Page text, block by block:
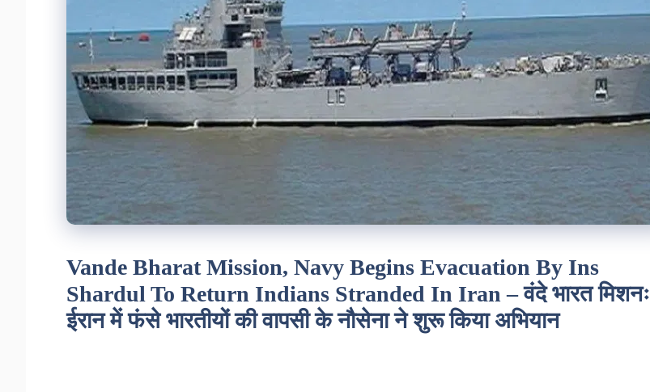
Vande Bharat Mission, Navy Begins Evacuation By Ins
Shardul To Return Indians Stranded In Iran – वंदे भारत मिशनः
ईरान में फंसे भारतीयों की वापसी के नौसेना ने शुरू किया अभियान